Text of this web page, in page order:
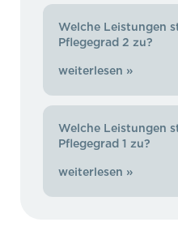
Welche Leistungen
Pflegegrad 2 zu?
weiterlesen »
Welche Leistungen
Pflegegrad 1 zu?
weiterlesen »